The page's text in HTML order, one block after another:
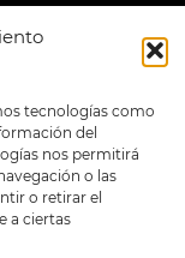
tecnologías como
del
nos permitirá
o las
o retirar el
a ciertas
PREVENTAS